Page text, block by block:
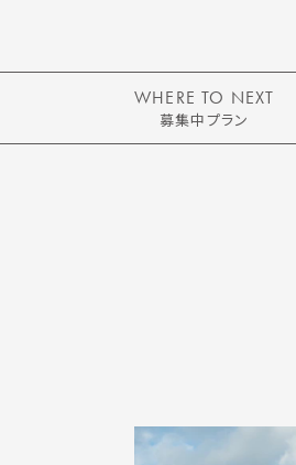
WHERE TO NEXT
募集中プラン